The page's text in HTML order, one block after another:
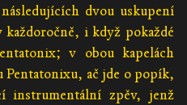
dvou uskupení
každoročně, i když pokaždé
v obou kapelách
ač jde o popík,
instrumentální zpěv, jenž